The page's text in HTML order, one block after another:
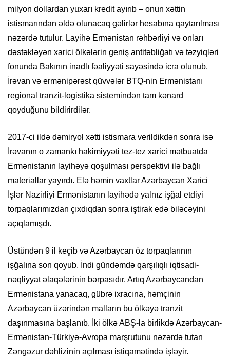
milyon dollardan yuxarı kredit ayırıb – onun xəttin
istismarından əldə olunacaq gəlirlər hesabına qaytarılması
nəzərdə tutulur. Layihə Ermənistan rəhbərliyi və onları
dəstəkləyən xarici ölkələrin geniş antitəbliğatı və təzyiqləri
fonunda Bakının inadlı fəaliyyəti sayəsində icra olunub.
İrəvan və ermənipərəst qüvvələr BTQ-nin Ermənistanı
regional tranzit-logistika sistemindən tam kənard
qoyduğunu bildirirdilər.
2017-ci ildə dəmiryol xətti istismara verildikdən sonra isə
İrəvanın o zamankı hakimiyyəti tez-tez xarici mətbuatda
Ermənistanın layihəyə qoşulması perspektivi ilə bağlı
materiallar yayırdı. Elə həmin vaxtlar Azərbaycan Xarici
İşlər Nazirliyi Ermənistanın layihədə yalnız işğal etdiyi
torpaqlarımızdan çıxdıqdan sonra iştirak edə biləcəyini
açıqlamışdı.
Üstündən 9 il keçib və Azərbaycan öz torpaqlarının
işğalına son qoyub. İndi gündəmdə qarşılıqlı iqtisadi-
nəqliyyat əlaqələrinin bərpasıdır. Artıq Azərbaycandan
Ermənistana yanacaq, gübrə ixracına, həmçinin
Azərbaycan üzərindən malların bu ölkəyə tranzit
daşınmasına başlanıb. İki ölkə ABŞ-la birlikdə Azərbaycan-
Ermənistan-Türkiyə-Avropa marşrutunu nəzərdə tutan
Zəngəzur dəhlizinin açılması istiqamətində işləyir.